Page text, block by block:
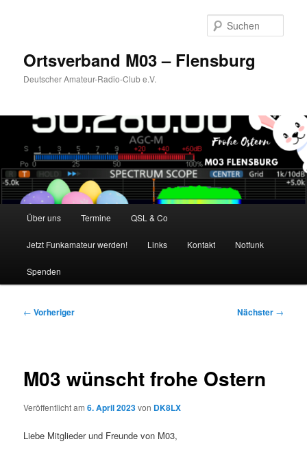
Ortsverband M03 – Flensburg
Deutscher Amateur-Radio-Club e.V.
HauptmenüÜber uns Termine QSL & Co
Jetzt Funkamateur werden! Links Kontakt Notfunk
Spenden
Beitragsnavigation
← Vorheriger Nächster →
M03 wünscht frohe Ostern
Veröffentlicht am6. April 2023von DK8LX
Liebe Mitglieder und Freunde von M03,